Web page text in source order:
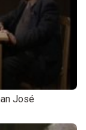
José